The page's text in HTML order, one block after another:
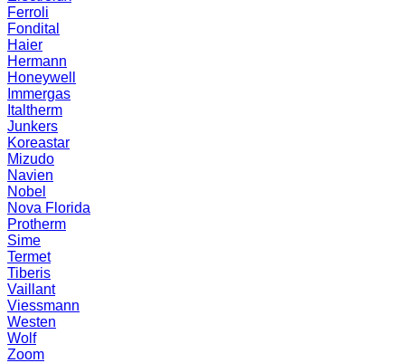
Ferroli
Fondital
Haier
Hermann
Honeywell
Immergas
Italtherm
Junkers
Koreastar
Mizudо
Navien
Nobel
Nova Florida
Protherm
Sime
Termet
Tiberis
Vaillant
Viessmann
Westen
Wolf
Zoom